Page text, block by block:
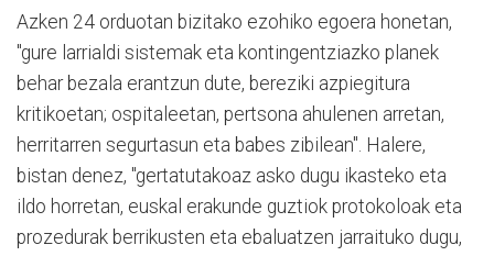
Azken 24 orduotan bizitako ezohiko egoera honetan,
"gure larrialdi sistemak eta kontingentziazko planek
behar bezala erantzun dute, bereziki azpiegitura
kritikoetan; ospitaleetan, pertsona ahulenen arretan,
herritarren segurtasun eta babes zibilean". Halere,
bistan denez, "gertatutakoaz asko dugu ikasteko eta
ildo horretan, euskal erakunde guztiok protokoloak eta
prozedurak berrikusten eta ebaluatzen jarraituko dugu,